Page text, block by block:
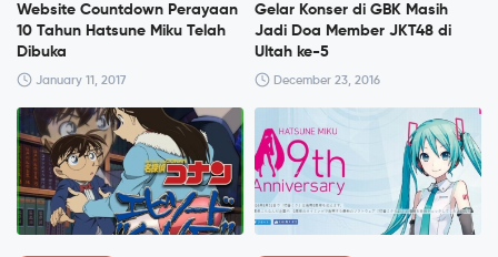
Website Countdown Perayaan
10 Tahun Hatsune Miku Telah
Dibuka
January 11, 2017
Gelar Konser di GBK Masih
Jadi Doa Member JKT48 di
Ultah ke-5
December 23, 2016